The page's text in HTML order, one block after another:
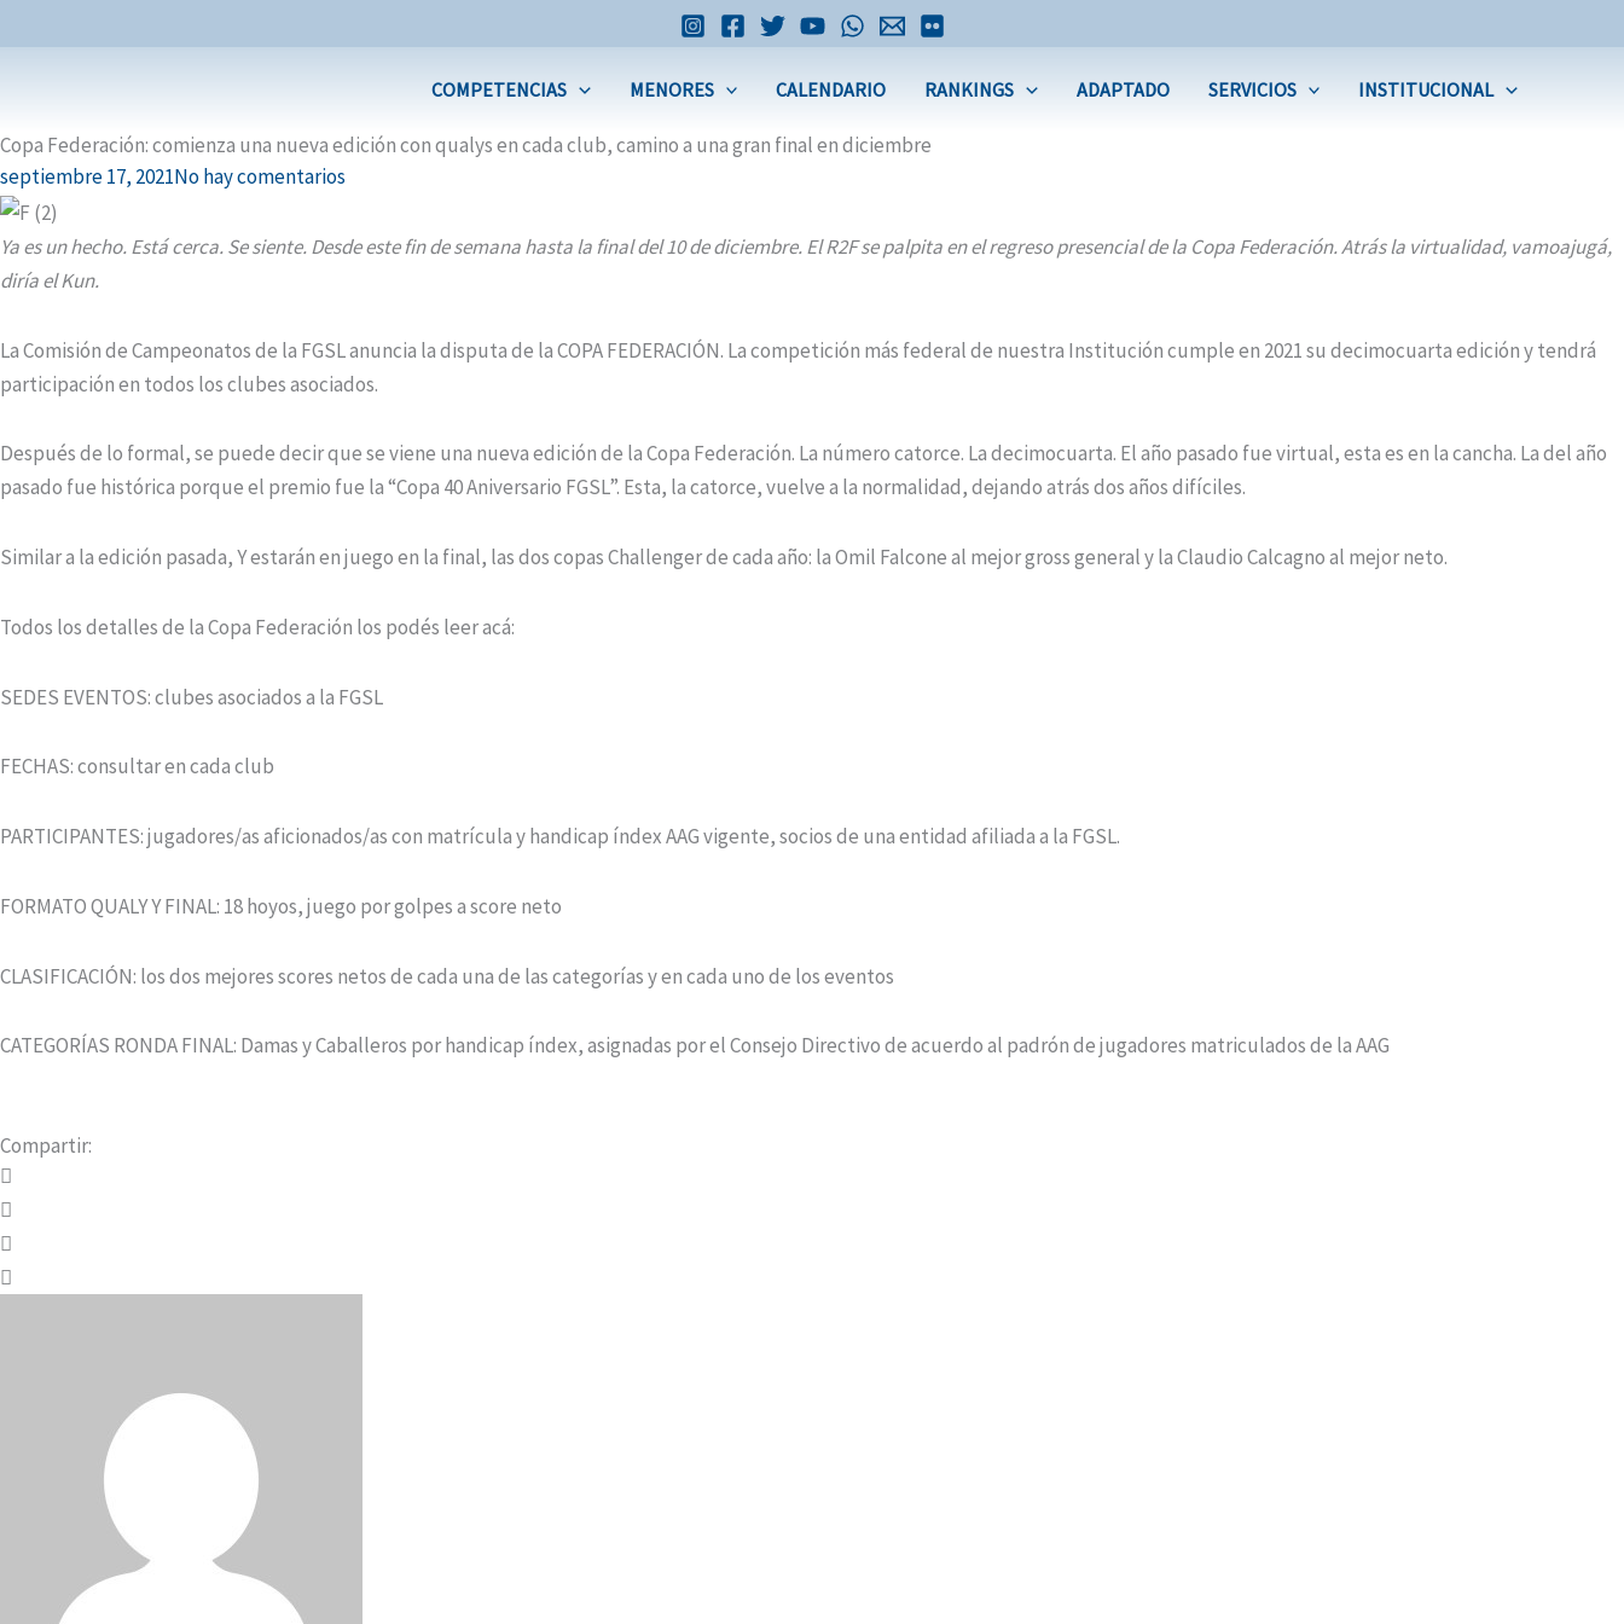
al
COMPETENCIAS MENORES CALENDARIO RANKINGS ADAPTADO SERVICIOS INSTITUCIONAL
Copa Federación: comienza una nueva edición con qualys en cada club, camino a una gran final en diciembre
septiembre 17, 2021No hay comentarios
Ya es un hecho. Está cerca. Se siente. Desde este fin de semana hasta la final del 10 de diciembre. El R2F se palpita en el regreso presencial de la Copa Federación. Atrás la virtualidad, vamoajugá,
diría el Kun.
La Comisión de Campeonatos de la FGSL anuncia la disputa de la COPA FEDERACIÓN. La competición más federal de nuestra Institución cumple en 2021 su decimocuarta edición y tendrá
participación en todos los clubes asociados.
Después de lo formal, se puede decir que se viene una nueva edición de la Copa Federación. La número catorce. La decimocuarta. El año pasado fue virtual, esta es en la cancha. La del año
pasado fue histórica porque el premio fue la “Copa 40 Aniversario FGSL”. Esta, la catorce, vuelve a la normalidad, dejando atrás dos años difíciles.
Similar a la edición pasada, Y estarán en juego en la final, las dos copas Challenger de cada año: la Omil Falcone al mejor gross general y la Claudio Calcagno al mejor neto.
Todos los detalles de la Copa Federación los podés leer acá:
SEDES EVENTOS: clubes asociados a la FGSL
FECHAS: consultar en cada club
PARTICIPANTES: jugadores/as aficionados/as con matrícula y handicap índex AAG vigente, socios de una entidad afiliada a la FGSL.
FORMATO QUALY Y FINAL: 18 hoyos, juego por golpes a score neto
CLASIFICACIÓN: los dos mejores scores netos de cada una de las categorías y en cada uno de los eventos
CATEGORÍAS RONDA FINAL: Damas y Caballeros por handicap índex, asignadas por el Consejo Directivo de acuerdo al padrón de jugadores matriculados de la AAG
Compartir: